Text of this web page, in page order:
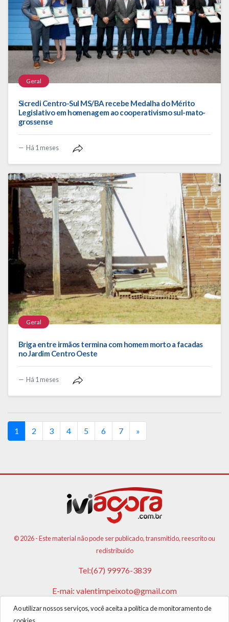
Geral
Sicredi Centro-Sul MS/BA recebe Medalha do Mérito
Legislativo em homenagem ao cooperativismo sul-mato-
grossense
Há 1 meses
Geral
Briga entre irmãos termina com homem morto a facadas
no Jardim Centro Oeste
Há 1 meses
1 (current)
2 3 4 5 6 7 »
Ao utilizar nossos serviços, você aceita a política de monitoramento de
© 2026 - Este material não pode ser publicado, transmitido, reescrito ou
redistribuído
Tel:(67) 99976-3839
E-mai: valentimpeixoto@gmail.com
VPA AGENCIA DE PUBLICIDADES E NOTICIAS LTDA